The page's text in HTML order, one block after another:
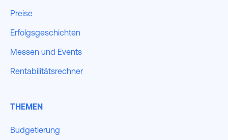
Preise
Erfolgsgeschichten
Messen und Events
Rentabilitätsrechner
THEMEN
Budgetierung